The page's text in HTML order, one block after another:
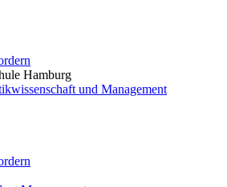
Hamburg
und Management